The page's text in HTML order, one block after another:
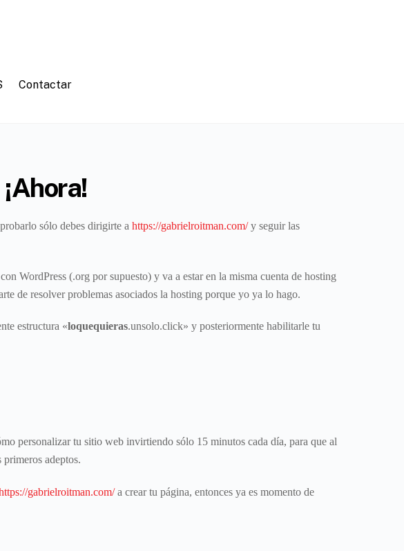
Contactar
sólo debes dirigirte a https://gabrielroitman.com/y seguir las
WordPress (.org por supuesto) y va a estar en la misma cuenta de hosting
de resolver problemas asociados la hosting porque yo ya lo hago.
estructura «loquequieras.unsolo.click» y posteriormente habilitarle tu
personalizar tu sitio web invirtiendo sólo 15 minutos cada día, para que al
adeptos.
gabrielroitman.com/a crear tu página, entonces ya es momento de